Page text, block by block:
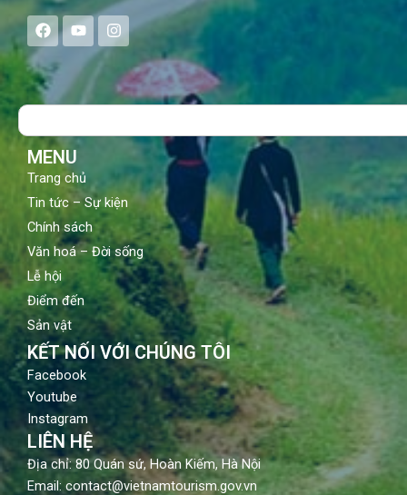
F
a
c
e
b
o
Y
o
u
t
u
b
I
n
s
a
g
Search
MENU
Trang chủ
Tin tức – Sự kiện
Chính sách
Văn hoá – Đời sống
Lễ hội
Điểm đến
Sản vật
KẾT NỐI VỚI CHÚNG TÔI
Facebook
Youtube
Instagram
LIÊN HỆ
Địa chỉ: 80 Quán sứ, Hoàn Kiếm, Hà Nội
Email: contact@vietnamtourism.gov.vn